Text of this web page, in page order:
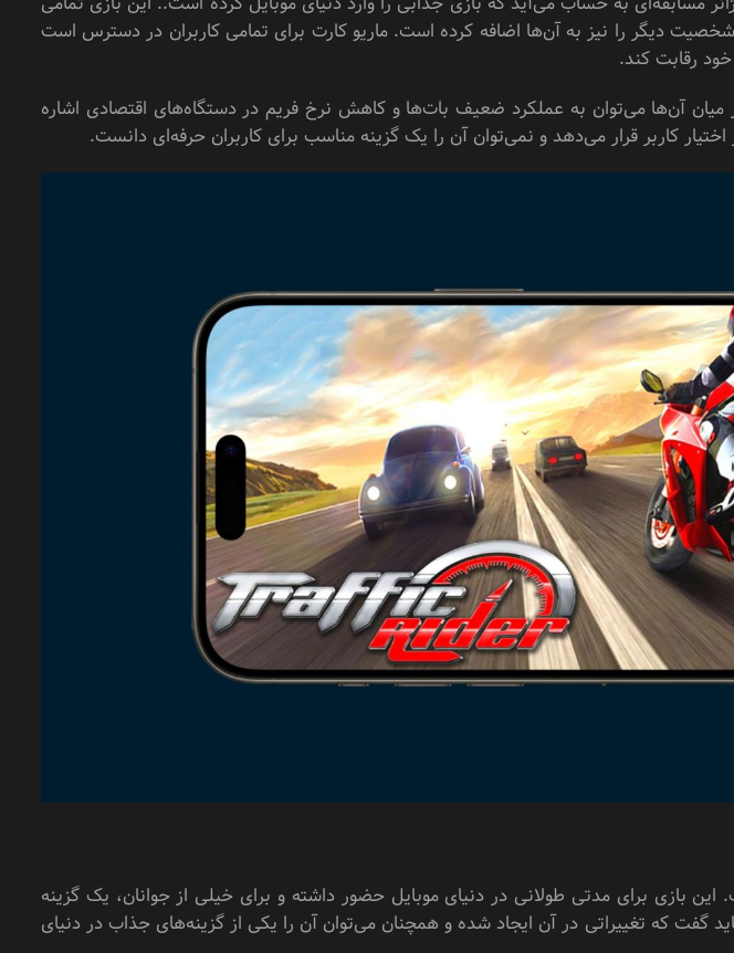
دیگر را نیز به آن‌ها اضافه کرده است. ماریو کارت برای تمامی کاربران در دسترس است
رقابت کند.
میان آن‌ها می‌توان به عملکرد ضعیف بات‌ها و کاهش نرخ فریم در دستگاه‌های اقتصادی اشاره
کاربر قرار می‌دهد و نمی‌توان آن را یک گزینه مناسب برای کاربران حرفه‌ای دانست.
بازی برای مدتی طولانی در دنیای موبایل حضور داشته و برای خیلی از جوانان، یک گزینه
گفت که تغییراتی در آن ایجاد شده و همچنان می‌توان آن را یکی از گزینه‌های جذاب در دنیای